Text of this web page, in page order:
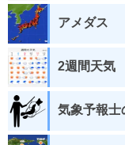
アメダス
2週間天気
気象予報士